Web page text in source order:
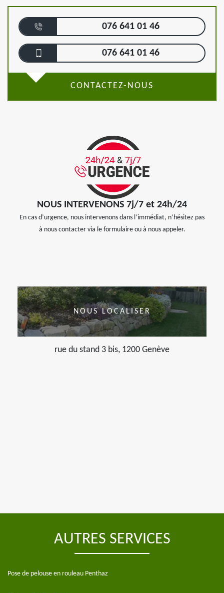
076 641 01 46
076 641 01 46
CONTACTEZ-NOUS
NOUS INTERVENONS 7j/7 et 24h/24
En cas d’urgence, nous intervenons dans l’immédiat, n’hésitez pas
à nous contacter via le formulaire ou à nous appeler.
NOUS LOCALISER
rue du stand 3 bis, 1200 Genève
AUTRES SERVICES
Pose de pelouse en rouleau Penthaz